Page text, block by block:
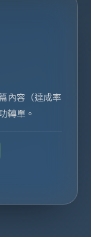
內容（達成率
轉單。